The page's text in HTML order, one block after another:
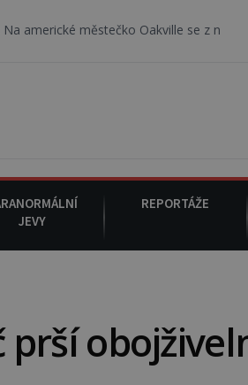
městečko Oakville se z nebe snáší
JEVY
REPORTÁŽE